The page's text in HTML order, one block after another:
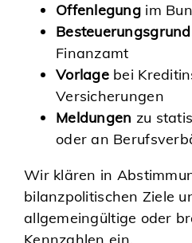
Offenlegungim
Finanzamt
Vorlagebei
Versicherungen
Meldungen zu
oder an
Wir klären in
bilanzpolitischen Ziele
allgemeingültige oder